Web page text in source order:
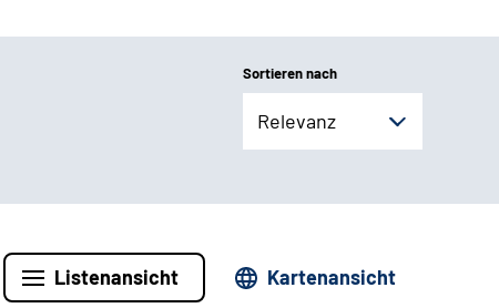
Sortieren nach
Relevanz
Listenansicht Kartenansicht